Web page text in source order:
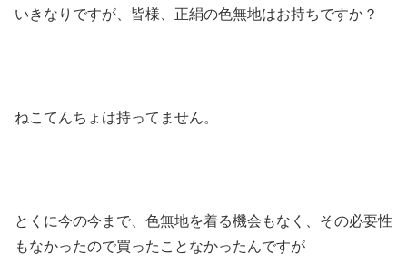
いきなりですが、皆様、正絹の色無地はお持ちですか？
ねこてんちょは持ってません。
とくに今の今まで、色無地を着る機会もなく、その必要性
もなかったので買ったことなかったんですが